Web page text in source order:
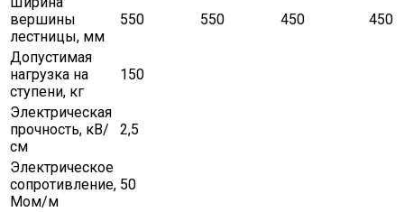
вершины
лестницы, мм
550 550 450 450
Допустимая
нагрузка на
ступени, кг
150
Электрическая
прочность, кВ/
см
2,5
Электрическое
сопротивление,
Мом/м
50